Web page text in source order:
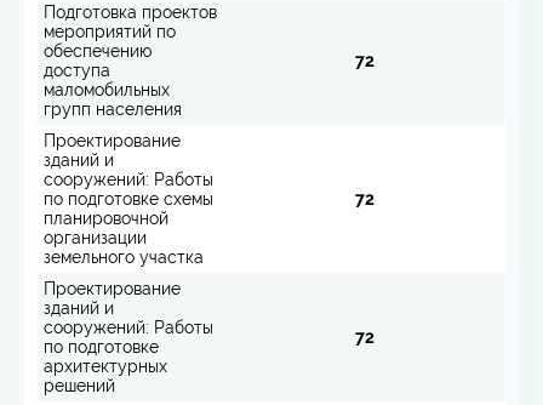
Подготовка проектов
мероприятий по
обеспечению
доступа
маломобильных
групп населения
72
Проектирование
зданий и
сооружений: Работы
по подготовке схемы
планировочной
организации
земельного участка
72
Проектирование
зданий и
сооружений: Работы
по подготовке
архитектурных
решений
72